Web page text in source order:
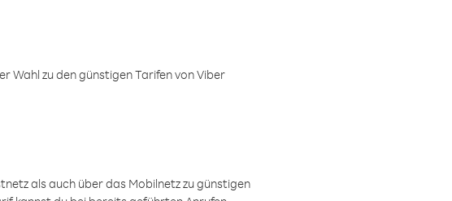
Wahl zu den günstigen Tarifen von Viber
als auch über das Mobilnetz zu günstigen